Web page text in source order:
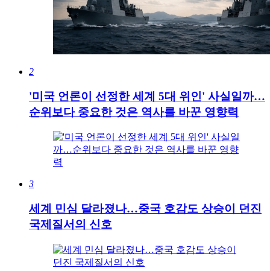
2
'미국 언론이 선정한 세계 5대 위인' 사실일까…
순위보다 중요한 것은 역사를 바꾼 영향력
3
세계 민심 달라졌나…중국 호감도 상승이 던진
국제질서의 신호